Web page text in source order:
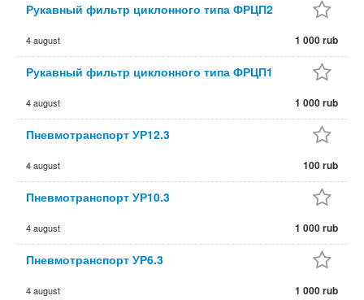
Рукавный фильтр циклонного типа ФРЦП2
4 august 1 000 rub
Рукавный фильтр циклонного типа ФРЦП1
4 august 1 000 rub
Пневмотранспорт УР12.3
4 august 100 rub
Пневмотранспорт УР10.3
4 august 1 000 rub
Пневмотранспорт УР6.3
4 august 1 000 rub